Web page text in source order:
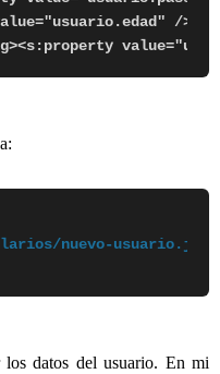
usuario.edad" /></
value="
nuevo-usuario.jsp
los datos del usuario. En mi